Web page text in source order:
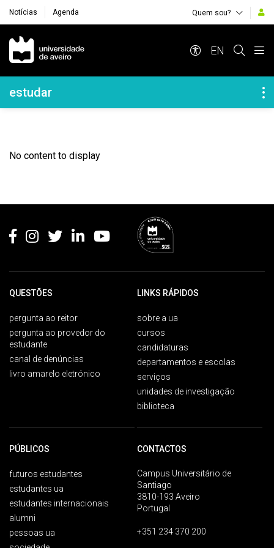
Notícias Agenda Quem sou?
Navegação Principal
EN
Navegação Lateral
estudar
No content to display
QUESTÕES
pergunta ao reitor
pergunta ao provedor do
estudante
canal de denúncias
livro amarelo eletrónico
LINKS RÁPIDOS
sobre a ua
cursos
candidaturas
departamentos e escolas
serviços
unidades de investigação
biblioteca
PÚBLICOS
futuros estudantes
estudantes ua
estudantes internacionais
alumni
pessoas ua
CONTACTOS
Campus Universitário de
Santiago
3810-193 Aveiro
Portugal
+351 234 370 200